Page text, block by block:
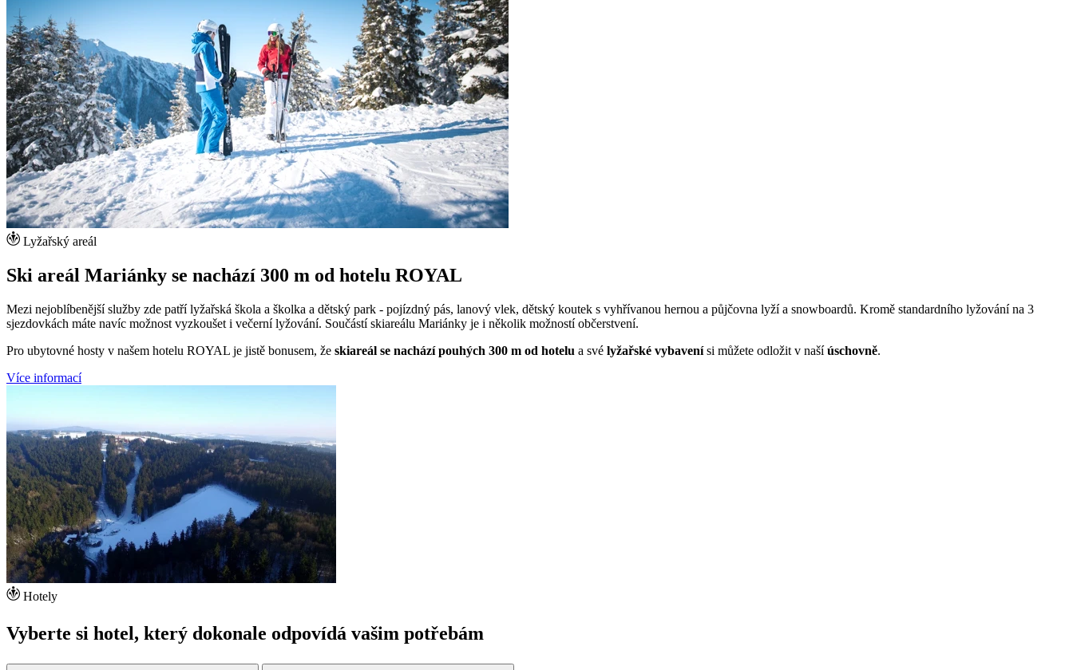
Lyžařský areál
Ski areál Mariánky se nachází 300 m od hotelu ROYAL
Mezi nejoblíbenější služby zde patří lyžařská škola a školka a dětský park - pojízdný pás, lanový vlek, dětský koutek s vyhřívanou hernou a půjčovna lyží a snowboardů. Kromě standardního lyžování na 3
sjezdovkách máte navíc možnost vyzkoušet i večerní lyžování. Součástí skiareálu Mariánky je i několik možností občerstvení.
Pro ubytovné hosty v našem hotelu ROYAL je jistě bonusem, že skiareál se nachází pouhých 300 m od hotelu a své lyžařské vybavenísi můžete odložit v našíúschovně.
Více informací
Hotely
Vyberte si hotel, který dokonale odpovídá vašim potřebám